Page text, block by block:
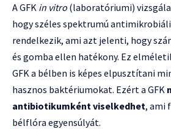
A GFK in vitro (laboratóriumi)
hogy széles spektrumú
rendelkezik, ami azt jelenti, hogy
és gomba ellen hatékony. Ez
GFK a bélben is képes elpusztítani
hasznos baktériumokat. Ezért a GFK
antibiotikumként viselkedhet, ami
bélflóra egyensúlyát.